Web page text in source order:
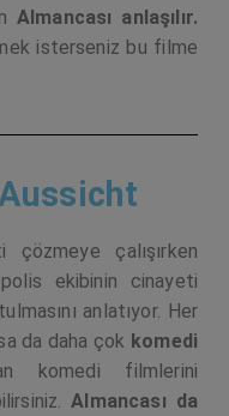
Almancası anlaşılır.
isterseniz bu filme
çözmeye çalışırken
ekibinin cinayeti
anlatıyor. Her
da daha çok komedi
komedi filmlerini
Almancası da